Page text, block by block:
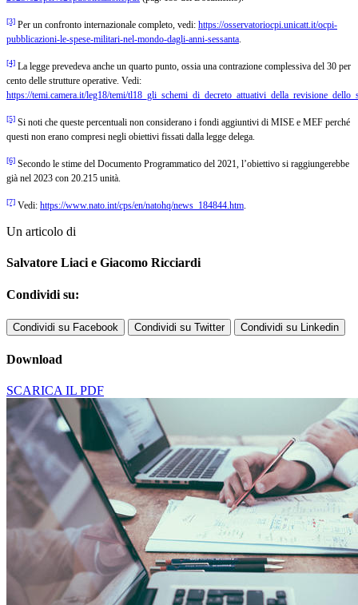
[3] Per un confronto internazionale completo, vedi: https://osservatoriocpi.unicatt.it/ocpi-
pubblicazioni-le-spese-militari-nel-mondo-dagli-anni-sessanta.
[4] La legge prevedeva anche un quarto punto, ossia una contrazione complessiva del 30 per
cento delle strutture operative. Vedi:
https://temi.camera.it/leg18/temi/
[5] Si noti che queste percentuali non considerano i fondi aggiuntivi di MISE e MEF perché
questi non erano compresi negli obiettivi fissati dalla legge delega.
[6] Secondo le stime del Documento Programmatico del 2021, l’obiettivo si raggiungerebbe
già nel 2023 con 20.215 unità.
[7] Vedi: https://www.nato.int/cps/en/natohq/news_184844.htm.
Un articolo di
Salvatore Liaci e Giacomo Ricciardi
Condividi su:
Condividi su Facebook Condividi su Twitter Condividi su Linkedin
Download
SCARICA IL PDF